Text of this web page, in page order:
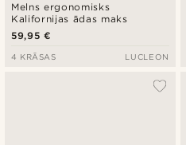
Melns ergonomisks
Kalifornijas ādas maks
59,95 €
4 KRĀSAS LUCLEON